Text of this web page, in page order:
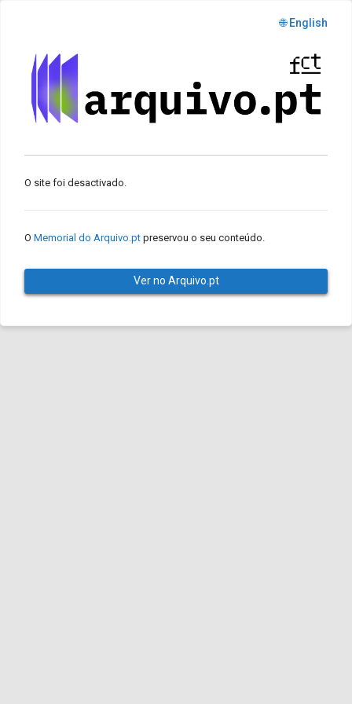
🌐 English
O site foi desactivado.
O Memorial do Arquivo.pt preservou o seu conteúdo.
Ver no Arquivo.pt